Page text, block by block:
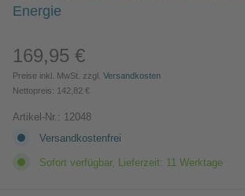
Energie
Regulärer Preis:
169,95 €
Preise inkl. MwSt. zzgl. Versandkosten
Nettopreis: 142,82 €
Artikel-Nr.: 12048
Versandkostenfrei
Sofort verfügbar, Lieferzeit: 11 Werktage